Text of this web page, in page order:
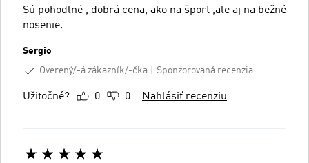
Sú pohodlné , dobrá cena, ako na šport ,ale aj na bežné
nosenie.
Sergio
Overený/-á zákazník/-čka
Sponzorovaná recenzia
Užitočné? 0 0 Nahlásiť recenziu